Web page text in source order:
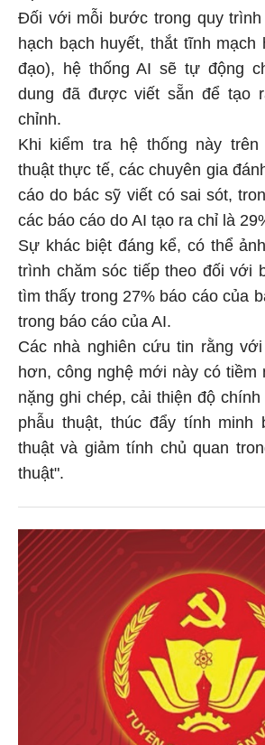
Đối với mỗi bước trong quy
hạch bạch huyết, thắt tĩnh mạch
đạo), hệ thống AI sẽ tự động
dung đã được viết sẵn để tạo
chỉnh.
Khi kiểm tra hệ thống này trên
thuật thực tế, các chuyên gia
cáo do bác sỹ viết có sai sót,
các báo cáo do AI tạo ra chỉ là
Sự khác biệt đáng kể, có thể
trình chăm sóc tiếp theo đối với
tìm thấy trong 27% báo cáo của
trong báo cáo của AI.
Các nhà nghiên cứu tin rằng
hơn, công nghệ mới này có tiềm
nặng ghi chép, cải thiện độ
phẫu thuật, thúc đẩy tính minh
thuật và giảm tính chủ quan
thuật".